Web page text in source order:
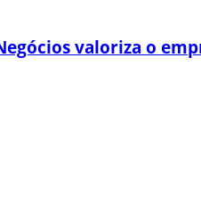
valoriza o